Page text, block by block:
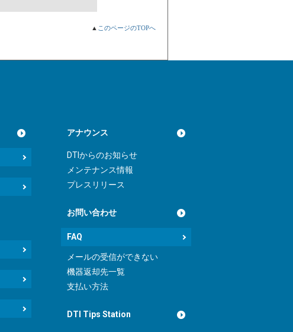
▲ このページのTOPへ
アナウンス
DTIからのお知らせ
メンテナンス情報
プレスリリース
お問い合わせ
FAQ
メールの受信ができない
機器返却先一覧
支払い方法
DTI Tips Station